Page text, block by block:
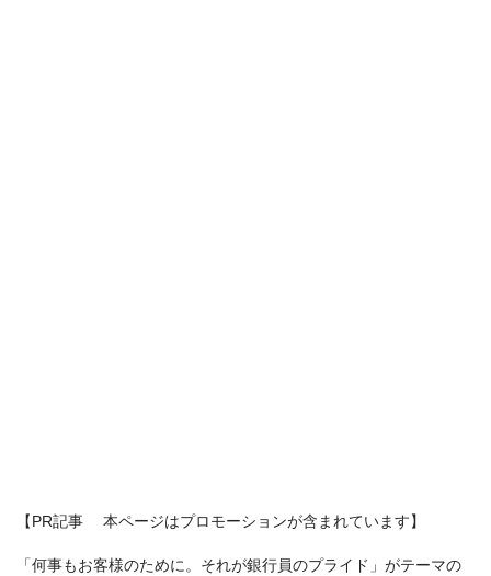
【PR記事 本ページはプロモーションが含まれています】
「何事もお客様のために。それが銀行員のプライド」がテーマの